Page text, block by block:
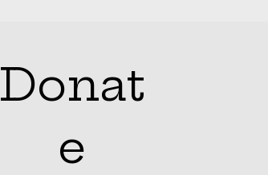
Donat
e